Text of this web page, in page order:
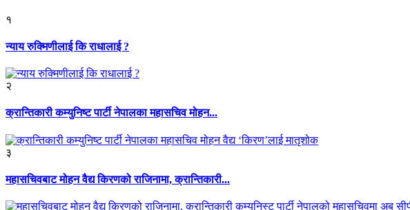
१
न्याय रुक्मिणीलाई कि राधालाई ?
२
क्रान्तिकारी कम्युनिष्ट पार्टी नेपालका महासचिव मोहन...
३
महासचिवबाट मोहन वैद्य किरणको राजिनामा, क्रान्तिकारी...